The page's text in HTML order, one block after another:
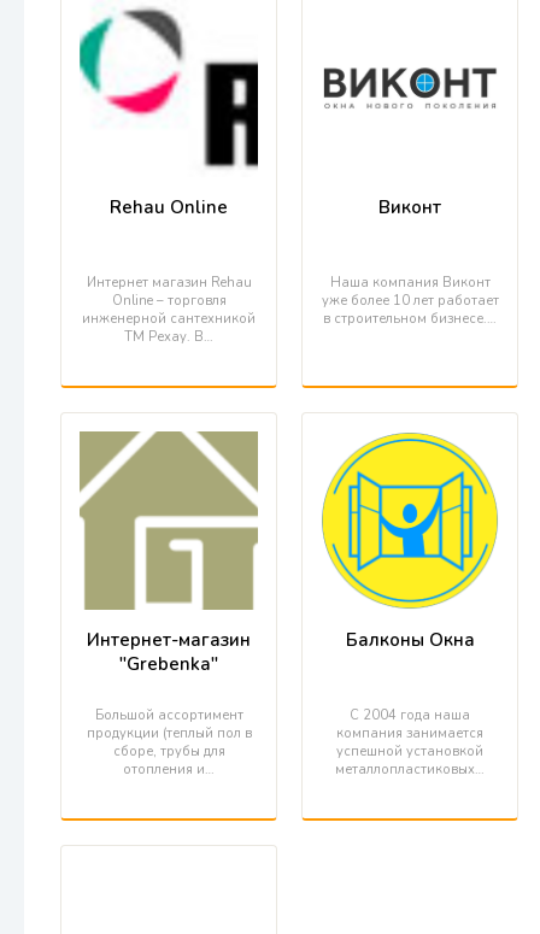
Rehau Online
Интернет магазин Rehau
Online – торговля
инженерной сантехникой
ТМ Рехау. В…
Виконт
Наша компания Виконт
уже более 10 лет работает
в строительном бизнесе.…
Интернет-магазин
"Grebenka"
Большой ассортимент
продукции (теплый пол в
сборе, трубы для
отопления и…
Балконы Окна
С 2004 года наша
компания занимается
успешной установкой
металлопластиковых…